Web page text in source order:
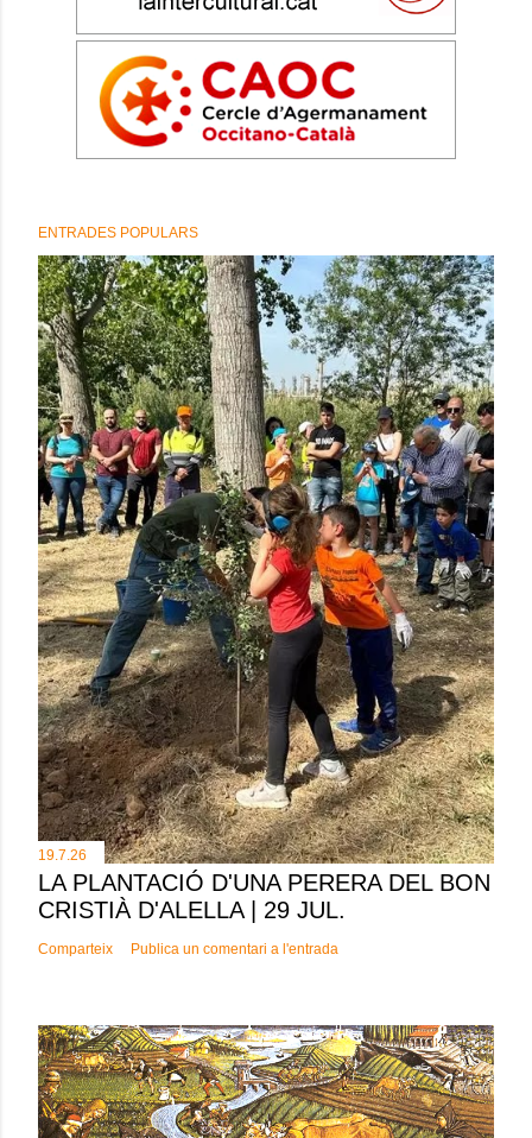
ENTRADES POPULARS
19.7.26
LA PLANTACIÓ D'UNA PERERA DEL BON
CRISTIÀ D'ALELLA | 29 JUL.
Comparteix Publica un comentari a l'entrada